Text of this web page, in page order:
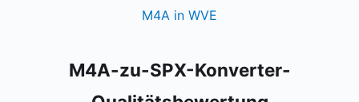
M4A in WVE
M4A-zu-SPX-Konverter-